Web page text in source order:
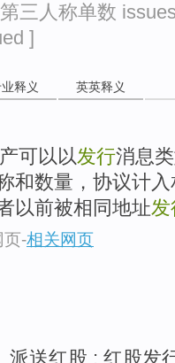
三人称单数
]
释义 英英释义
可以以发行消息
和数量，协议计
以前被相同地址发
页-相关网页
派送红股 ; 红股发